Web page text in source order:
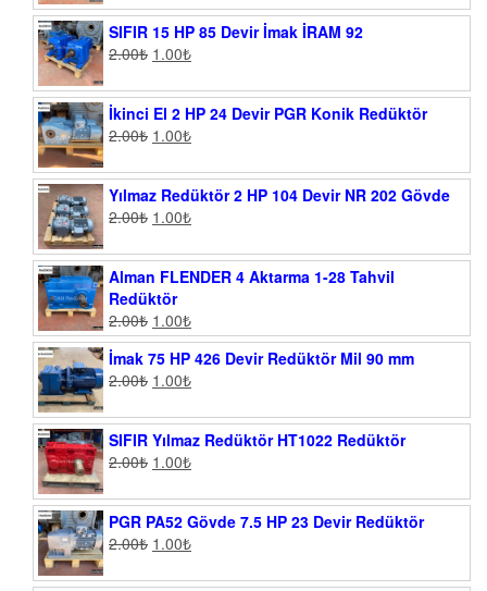
SIFIR 15 HP 85 Devir İmak İRAM 92
2.00₺ 1.00₺
İkinci El 2 HP 24 Devir PGR Konik Redüktör
2.00₺ 1.00₺
Yılmaz Redüktör 2 HP 104 Devir NR 202 Gövde
2.00₺ 1.00₺
Alman FLENDER 4 Aktarma 1-28 Tahvil
Redüktör
2.00₺ 1.00₺
İmak 75 HP 426 Devir Redüktör Mil 90 mm
2.00₺ 1.00₺
SIFIR Yılmaz Redüktör HT1022 Redüktör
2.00₺ 1.00₺
PGR PA52 Gövde 7.5 HP 23 Devir Redüktör
2.00₺ 1.00₺